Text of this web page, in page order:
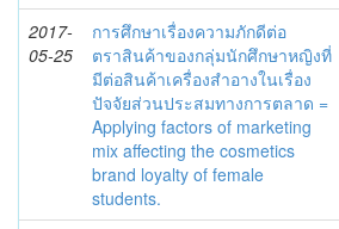
2017-
05-25
การศึกษาเรื่องความภักดีต่อ
ตราสินค้าของกลุ่มนักศึกษาหญิงที่
มีต่อสินค้าเครื่องสำอางในเรื่อง
ปัจจัยส่วนประสมทางการตลาด =
Applying factors of marketing
mix affecting the cosmetics
brand loyalty of female
students.